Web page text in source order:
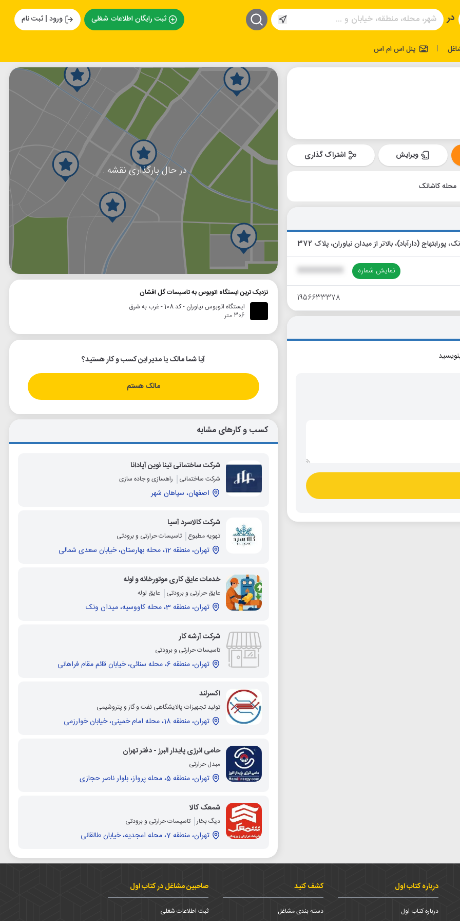
در ثبت رایگان اطلاعات شغلی ورود | ثبت نام
| پنل اس ام اس
ویرایش اشتراک گذاری
محله کاشانک
نمایش شماره XXXXXXXXXX
1956633378
در حال بارگذاری نقشه...
نزدیک ترین ایستگاه اتوبوس به تاسیسات گل افشان
ایستگاه اتوبوس نیاوران - کد 108 - غرب به شرق
306 متر
آیا شما مالک یا مدیر این کسب و کار هستید؟
مالک هستم
کسب و کارهای مشابه
شرکت ساختمانی تینا نوین آپادانا
شرکت ساختمانی راهسازی و جاده سازی
اصفهان، سپاهان شهر
شرکت کالاسرد آسیا
تهویه مطبوع تاسیسات حرارتی و برودتی
تهران، منطقه 12، محله بهارستان، خیابان سعدی شمالی
خدمات عایق کاری موتورخانه و لوله
عایق حرارتی و برودتی عایق لوله
تهران، منطقه 3، محله کاووسیه، میدان ونک
شرکت آرشه کار
تاسیسات حرارتی و برودتی
تهران، منطقه 6، محله سنائی، خیابان قائم مقام فراهانی
اکسرلند
تولید تجهیزات پالایشگاهی نفت و گاز و پتروشیمی
تهران، منطقه 18، محله امام خمینی، خیابان خوارزمی
حامی انرژی پایدار البرز - دفتر تهران
مبدل حرارتی
تهران، منطقه 5، محله پرواز، بلوار ناصر حجازی
شمعک کالا
دیگ بخار تاسیسات حرارتی و برودتی
تهران، منطقه 7، محله امجدیه، خیابان طالقانی
درباره کتاب اول
درباره کتاب اول
کشف کنید
دسته بندی مشاغل
صاحبین مشاغل در کتاب اول
ثبت اطلاعات شغلی